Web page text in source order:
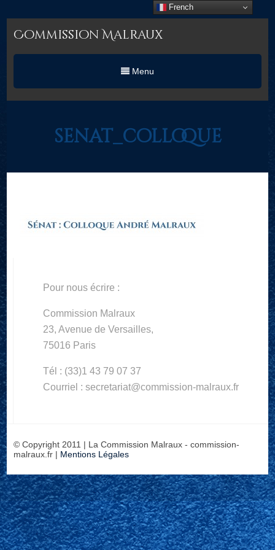
Commission Malraux
Menu
senat_colloque
Pour nous écrire :
Commission Malraux
23, Avenue de Versailles,
75016 Paris
Tél : (33)1 43 79 07 37
Courriel : secretariat@commission-malraux.fr
© Copyright 2011 | La Commission Malraux - commission-
malraux.fr | Mentions Légales
French